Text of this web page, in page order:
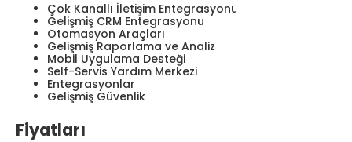
Çok Kanallı İletişim Entegrasyonu
Gelişmiş CRM Entegrasyonu
Otomasyon Araçları
Gelişmiş Raporlama ve Analiz
Mobil Uygulama Desteği
Self-Servis Yardım Merkezi
Entegrasyonlar
Gelişmiş Güvenlik
Fiyatları